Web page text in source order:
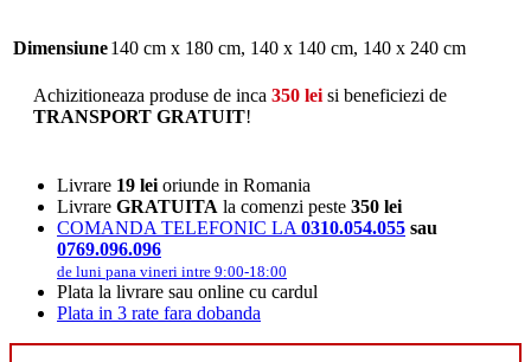
Dimensiune140 cm x 180 cm, 140 x 140 cm, 140 x 240 cm
Achizitioneaza produse de inca 350 lei si beneficiezi de
TRANSPORT GRATUIT!
Livrare 19 lei oriunde in Romania
Livrare GRATUITA la comenzi peste 350 lei
COMANDA TELEFONIC LA 0310.054.055 sau
0769.096.096
de luni pana vineri intre 9:00-18:00
Plata la livrare sau online cu cardul
Plata in 3 rate fara dobanda